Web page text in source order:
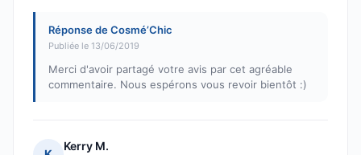
Réponse de Cosmé’Chic
Publiée le 13/06/2019
Merci d'avoir partagé votre avis par cet agréable
commentaire. Nous espérons vous revoir bientôt :)
Kerry M.